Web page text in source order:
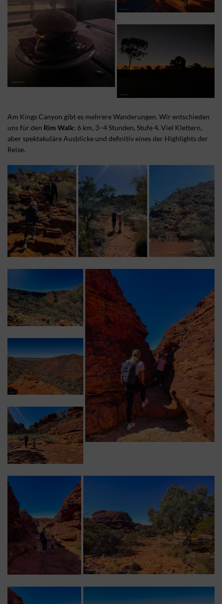
Am Kings Canyon gibt es mehrere Wanderungen. Wir entschieden
uns für den Rim Walk: 6 km, 3–4 Stunden, Stufe 4. Viel Klettern,
aber spektakuläre Ausblicke und definitiv eines der Highlights der
Reise.